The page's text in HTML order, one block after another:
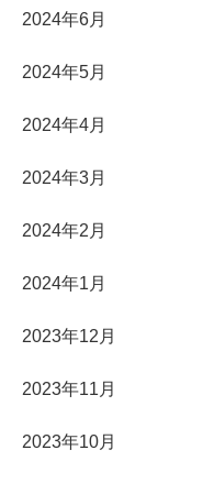
2024年6月
2024年5月
2024年4月
2024年3月
2024年2月
2024年1月
2023年12月
2023年11月
2023年10月